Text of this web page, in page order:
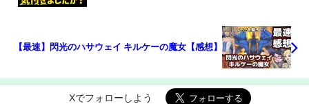
【最速】閃光のハサウェイ キルケーの魔女【感想】
Xでフォローしよう